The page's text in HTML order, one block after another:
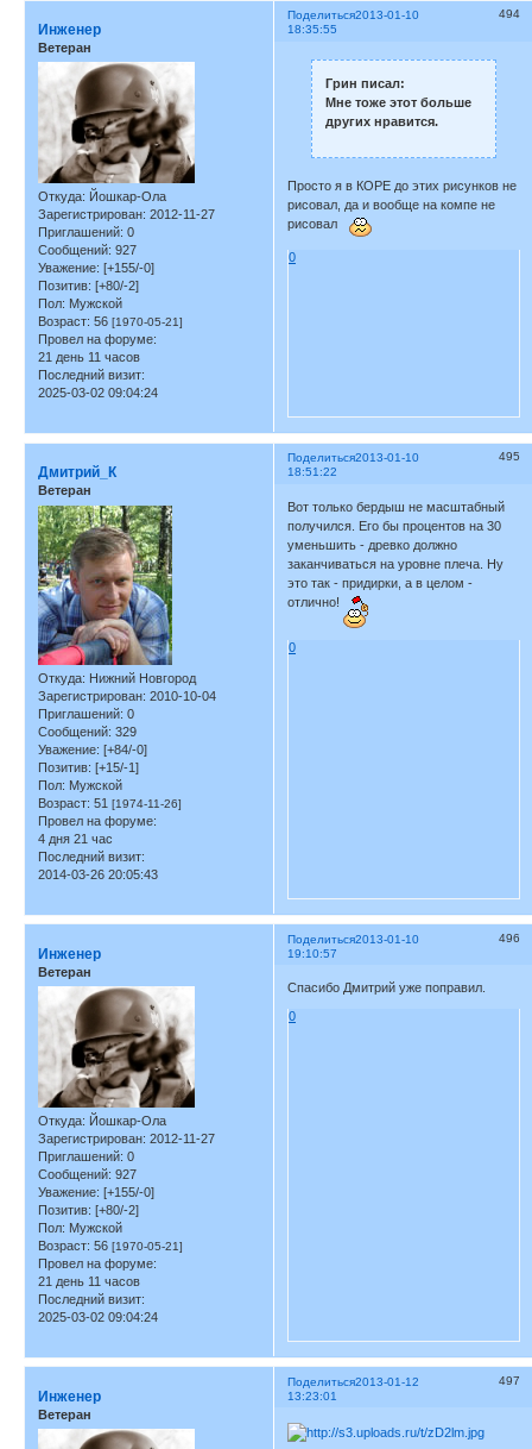
Поделиться 494
2013-01-10
18:35:55
Инженер
Ветеран
Откуда: Йошкар-Ола
Зарегистрирован: 2012-11-27
Приглашений: 0
Сообщений: 927
Уважение: [+155/-0]
Позитив: [+80/-2]
Пол: Мужской
Возраст: 56 [1970-05-21]
Провел на форуме:
21 день 11 часов
Последний визит:
2025-03-02 09:04:24
Грин писал:
Мне тоже этот больше
других нравится.
Просто я в КОРЕ до этих рисунков не
рисовал, да и вообще на компе не
рисовал
0
Поделиться 495
2013-01-10
18:51:22
Дмитрий_К
Ветеран
Откуда: Нижний Новгород
Зарегистрирован: 2010-10-04
Приглашений: 0
Сообщений: 329
Уважение: [+84/-0]
Позитив: [+15/-1]
Пол: Мужской
Возраст: 51 [1974-11-26]
Провел на форуме:
4 дня 21 час
Последний визит:
2014-03-26 20:05:43
Вот только бердыш не масштабный
получился. Его бы процентов на 30
уменьшить - древко должно
заканчиваться на уровне плеча. Ну
это так - придирки, а в целом -
отлично!
0
Поделиться 496
2013-01-10
19:10:57
Инженер
Ветеран
Откуда: Йошкар-Ола
Зарегистрирован: 2012-11-27
Приглашений: 0
Сообщений: 927
Уважение: [+155/-0]
Позитив: [+80/-2]
Пол: Мужской
Возраст: 56 [1970-05-21]
Провел на форуме:
21 день 11 часов
Последний визит:
2025-03-02 09:04:24
Спасибо Дмитрий уже поправил.
0
Поделиться 497
2013-01-12
13:23:01
Инженер
Ветеран